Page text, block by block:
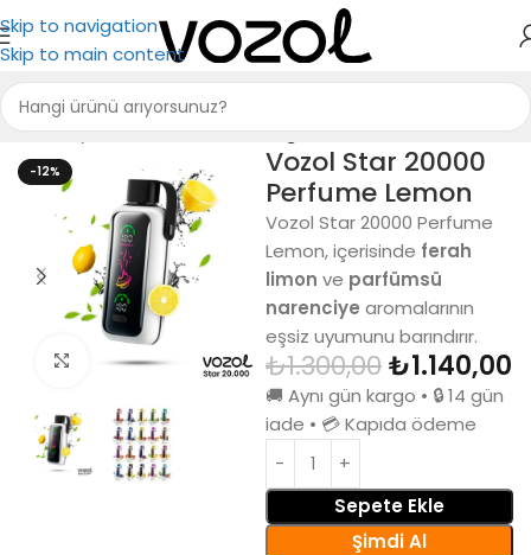
Skip to navigation
Skip to main content
Ana Sayfa Vozol Elektronik Sigara
-12%
Büyütmek için tıkla
Vozol Star 20000
Perfume Lemon
Vozol Star 20000 Perfume
Lemon, içerisinde ferah
limon ve parfümsü
narenciye aromalarının
eşsiz uyumunu barındırır.
₺1.300,00₺1.140,00
🚚 Aynı gün kargo • 🔒 14 gün
iade • 💳 Kapıda ödeme
Sepete Ekle
Şimdi Al